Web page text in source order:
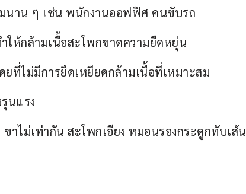
นาน ๆ เช่น พนักงานออฟฟิศ คนขับรถ
ให้กล้ามเนื้อสะโพกขาดความยืดหยุ่น
ที่ไม่มีการยืดเหยียดกล้ามเนื้อที่เหมาะสม
นแรง
าไม่เท่ากัน สะโพกเอียง หมอนรองกระดูกทับเส้น